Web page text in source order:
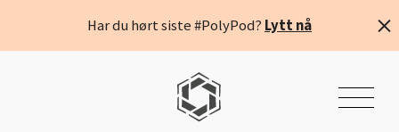
Har du hørt siste #PolyPod? Lytt nå